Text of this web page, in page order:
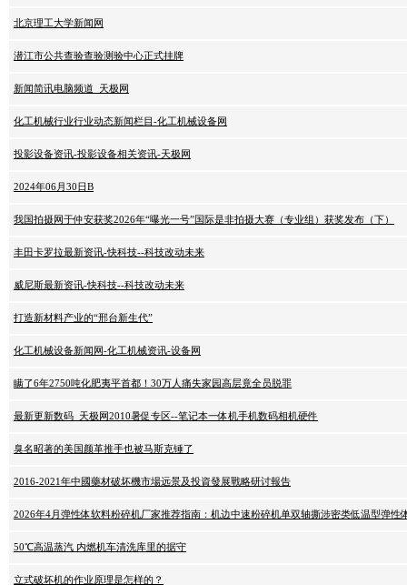
北京理工大学新闻网
潜江市公共查验查验测验中心正式挂牌
新闻简讯电脑频道_天极网
化工机械行业行业动态新闻栏目-化工机械设备网
投影设备资讯-投影设备相关资讯-天极网
2024年06月30日B
我国拍摄网于仲安获奖2026年“曝光一号”国际是非拍摄大赛（专业组）获奖发布（下）
丰田卡罗拉最新资讯-快科技--科技改动未来
威尼斯最新资讯-快科技--科技改动未来
打造新材料产业的“邢台新生代”
化工机械设备新闻网-化工机械资讯-设备网
瞒了6年2750吨化肥夷平首都！30万人痛失家园高层竟全员脱罪
最新更新数码_天极网2010暑促专区--笔记本一体机手机数码相机硬件
臭名昭著的美国颜革推手也被马斯克锤了
2016-2021年中國藥材破坏機市場远景及投資發展戰略研讨報告
2026年4月弹性体软料粉碎机厂家推荐指南：机边中速粉碎机单双轴撕涉密类低温型弹性
50℃高温蒸汽 内燃机车清洗库里的据守
立式破坏机的作业原理是怎样的？